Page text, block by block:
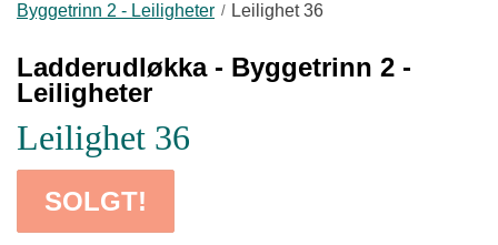
Byggetrinn 2 - Leiligheter
Leilighet 36
Ladderudløkka - Byggetrinn 2 -
Leiligheter
Leilighet 36
SOLGT!